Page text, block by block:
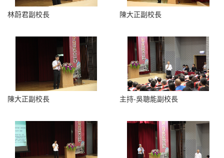
林蔚君副校長 陳大正副校長
陳大正副校長 主持-吳聰能副校長